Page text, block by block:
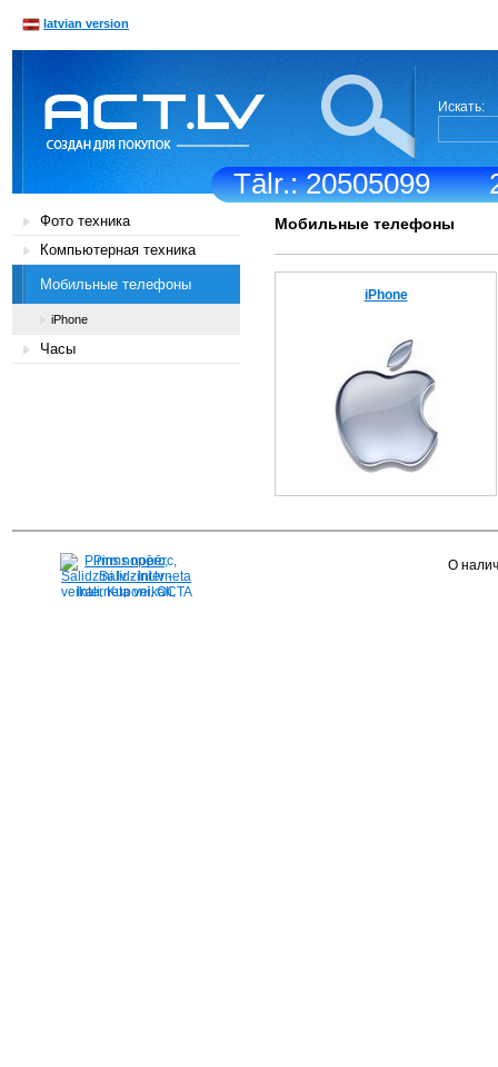
Tālr.: 20505099
latvian version
Искать:
Фото техника
Компьютерная техника
Мобильные телефоны
iPhone
Часы
Мобильные телефоны
iPhone
Pirms nopērc,
Salidzini.lv - Interneta
veikali, Kuponi, OCTA
О